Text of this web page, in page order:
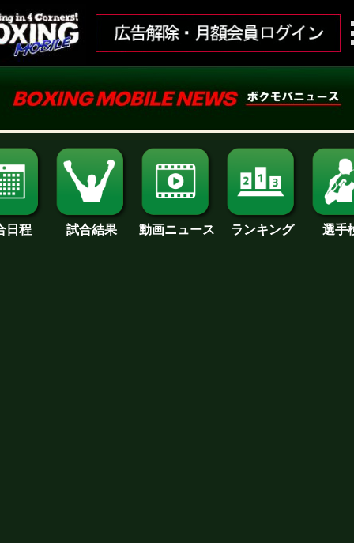
日程 試合結果 動画ニュース ランキング 選手